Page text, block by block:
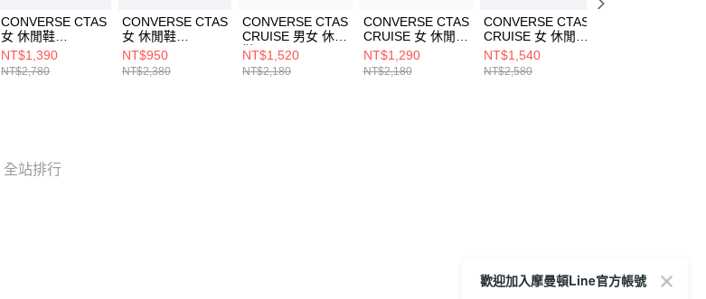
CONVERSE CTAS
女 休閒鞋
A09346C
NT$1,390
NT$2,780
CONVERSE CTAS
女 休閒鞋
A08258C
NT$950
NT$2,380
CONVERSE CTAS
CRUISE 男女 休閒
鞋 A10653C
NT$1,520
NT$2,180
CONVERSE CTAS
CRUISE 女 休閒鞋
A10652C
NT$1,290
NT$2,180
CONVERSE CTAS
CRUISE 女 休閒鞋
A13854C
NT$1,540
NT$2,580
全站排行
歡迎加入摩曼頓Line官方帳號